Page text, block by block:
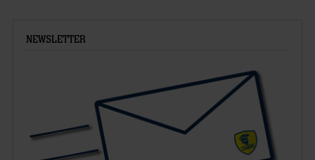
NEWSLETTER